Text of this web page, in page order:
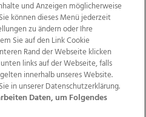
Kontakt
Jobs
AGB Anzeigekunden
Politische Werbung
und Anzeigen möglicherweise
können dieses Menü jederzeit
zu ändern oder Ihre
Sie auf den Link Cookie
Rand der Webseite klicken
links auf der Webseite, falls
innerhalb unseres Website.
in unserer Datenschutzerklärung.
Daten, um Folgendes